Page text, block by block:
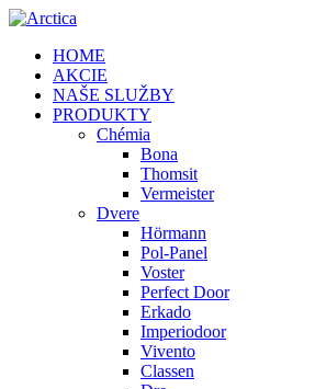
HOME
AKCIE
NAŠE SLUŽBY
PRODUKTY
Chémia
Bona
Thomsit
Vermeister
Dvere
Hörmann
Pol-Panel
Voster
Perfect Door
Erkado
Imperiodoor
Vivento
Classen